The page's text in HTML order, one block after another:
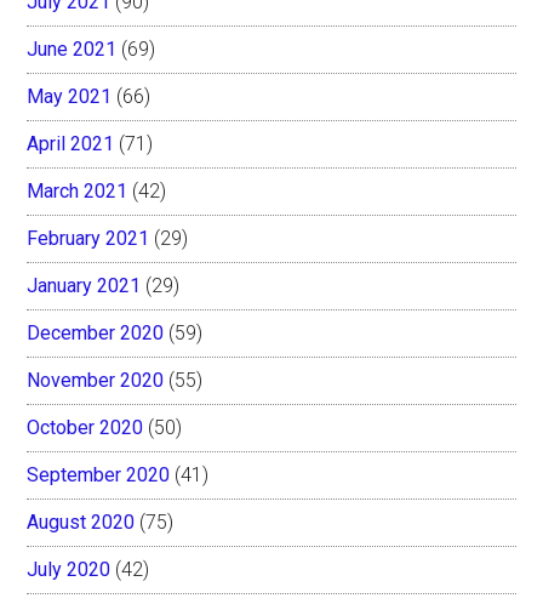
June 2021 (69)
May 2021 (66)
April 2021 (71)
March 2021 (42)
February 2021 (29)
January 2021 (29)
December 2020 (59)
November 2020 (55)
October 2020 (50)
September 2020 (41)
August 2020 (75)
July 2020 (42)